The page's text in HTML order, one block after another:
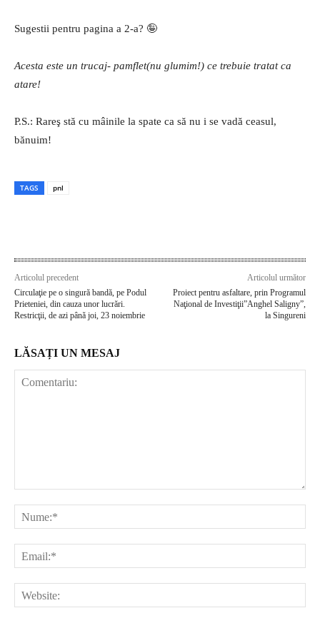
Sugestii pentru pagina a 2-a? 🤪
Acesta este un trucaj- pamflet(nu glumim!) ce trebuie tratat ca
atare!
P.S.: Rareş stă cu mâinile la spate ca să nu i se vadă ceasul,
bănuim!
TAGS pnl
Articolul precedent
Circulaţie pe o singură bandă, pe Podul
Prieteniei, din cauza unor lucrări.
Restricţii, de azi până joi, 23 noiembrie
Articolul următor
Proiect pentru asfaltare, prin Programul
Naţional de Investiţii”Anghel Saligny”,
la Singureni
LĂSAȚI UN MESAJ